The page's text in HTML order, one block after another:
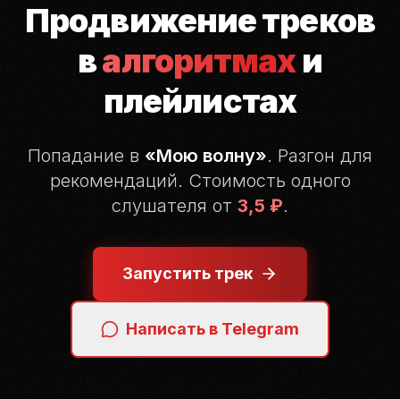
Продвижение треков
валгоритмахи
плейлистах
Попадание в «Мою волну». Разгон для
рекомендаций. Стоимость одного
слушателя от 3,5 ₽.
Запустить трек
Написать в Telegram